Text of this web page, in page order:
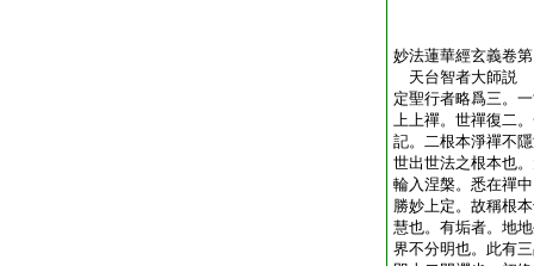
妙法蓮華經玄義卷
天台智者大師説
定聖行者略爲三。
上上禪。世禪復二
記。二根本淨禪不
世出世法之根本也
輪入涅槃。悉在禪
勝妙上定。故稱根
慧也。有垢者。地
界不分明也。此有